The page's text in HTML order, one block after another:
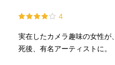
4
実在したカメラ趣味の女性が、
死後、有名アーティストに。